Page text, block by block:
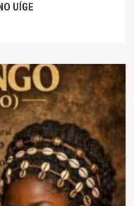
UÍGE